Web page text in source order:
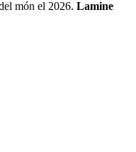
món el 2026. Lamine